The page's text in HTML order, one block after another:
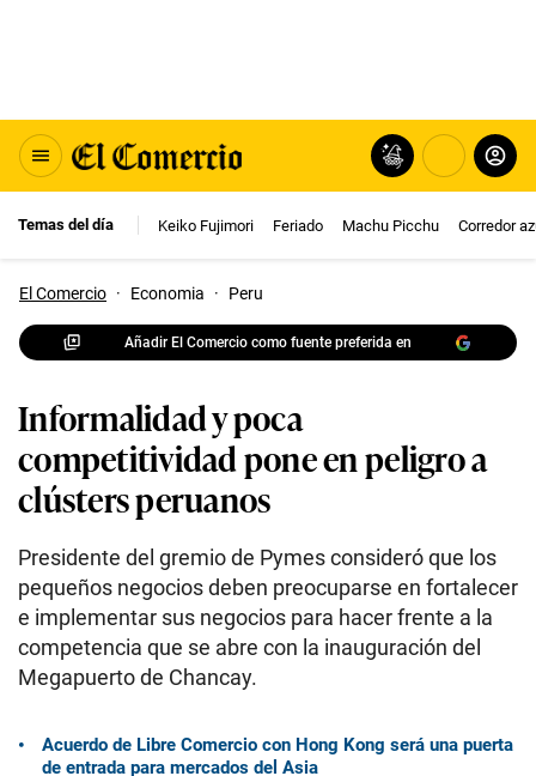
Temas del día Keiko Fujimori Feriado Machu Picchu Corredor
El Comercio · Economia · Peru
Añadir El Comercio como fuente preferida en
Informalidad y poca
competitividad pone en peligro a
clústers peruanos
Presidente del gremio de Pymes consideró que los
pequeños negocios deben preocuparse en fortalecer
e implementar sus negocios para hacer frente a la
competencia que se abre con la inauguración del
Megapuerto de Chancay.
Acuerdo de Libre Comercio con Hong Kong será una puerta
de entrada para mercados del Asia